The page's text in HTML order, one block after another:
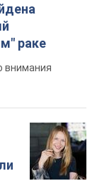
раке
внимания